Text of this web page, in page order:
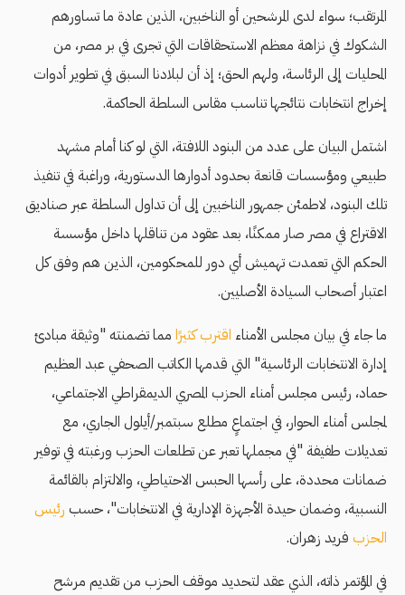
المرتقب؛ سواء لدى المرشحين أو الناخبين، الذين عادة ما تساورهم
الشكوك في نزاهة معظم الاستحقاقات التي تجرى في بر مصر، من
المحليات إلى الرئاسة، ولهم الحق؛ إذ أن لبلادنا السبق في تطوير أدوات
إخراج انتخابات نتائجها تناسب مقاس السلطة الحاكمة.
اشتمل البيان على عدد من البنود اللافتة، التي لو كنا أمام مشهد
طبيعي ومؤسسات قانعة بحدود أدوارها الدستورية، وراغبة في تنفيذ
تلك البنود، لاطمئن جمهور الناخبين إلى أن تداول السلطة عبر صناديق
الاقتراع في مصر صار ممكنًا، بعد عقود من تناقلها داخل مؤسسة
الحكم التي تعمدت تهميش أي دور للمحكومين، الذين هم وفق كل
اعتبار أصحاب السيادة الأصليين.
ما جاء في بيان مجلس الأمناء اقترب كثيرًا مما تضمنته "وثيقة مبادئ
إدارة الانتخابات الرئاسية" التي قدمها الكاتب الصحفي عبد العظيم
حماد، رئيس مجلس أمناء الحزب المصري الديمقراطي الاجتماعي،
لمجلس أمناء الحوار، في اجتماعٍ مطلع سبتمبر/أيلول الجاري، مع
تعديلات طفيفة "في مجملها تعبر عن تطلعات الحزب ورغبته في توفير
ضمانات محددة، على رأسها الحبس الاحتياطي، والالتزام بالقائمة
النسبية، وضمان حيدة الأجهزة الإدارية في الانتخابات"، حسب رئيس
الحزب فريد زهران.
في المؤتمر ذاته، الذي عقد لتحديد موقف الحزب من تقديم مرشح